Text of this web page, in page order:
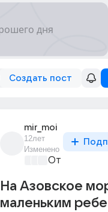
Создать пост
mir_moi
12лет
Изменено
Отпуск
На Азовское
маленьким